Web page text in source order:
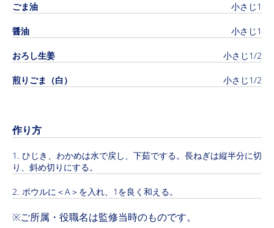
ごま油
小さじ1
醤油
小さじ1
おろし生姜
小さじ1/2
煎りごま（白）
小さじ1/2
作り方
ひじき、わかめは水で戻し、下茹でする。長ねぎは縦半分に切
り、斜め切りにする。
ボウルに＜A＞を入れ、1を良く和える。
※ご所属・役職名は監修当時のものです。